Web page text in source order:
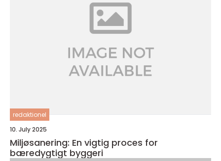
redaktionel
10. July 2025
Miljøsanering: En vigtig proces for
bæredygtigt byggeri